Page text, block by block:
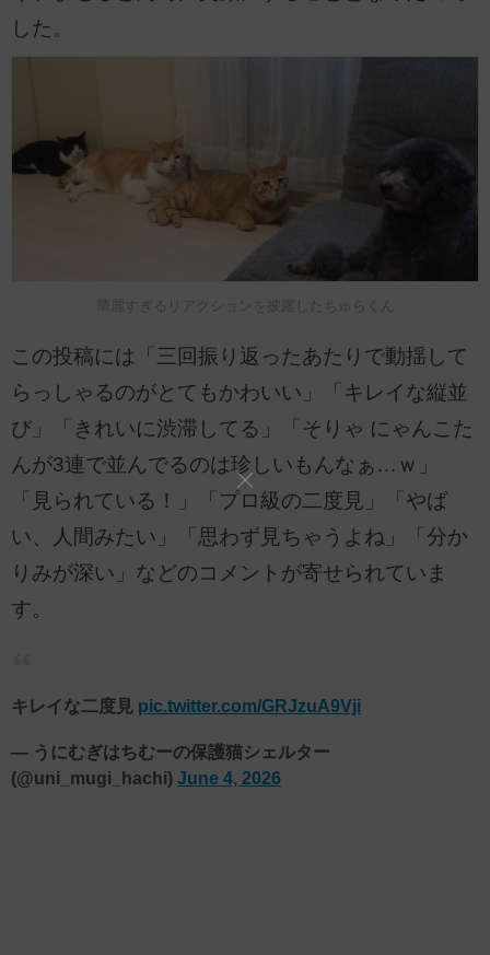
した。
華麗すぎるリアクションを披露したちゅらくん
この投稿には「三回振り返ったあたりで動揺して
らっしゃるのがとてもかわいい」「キレイな縦並
び」「きれいに渋滞してる」「そりゃ にゃんこた
んが3連で並んでるのは珍しいもんなぁ…ｗ」
「見られている！」「プロ級の二度見」「やば
い、人間みたい」「思わず見ちゃうよね」「分か
りみが深い」などのコメントが寄せられていま
す。
キレイな二度見 pic.twitter.com/GRJzuA9Vji
— うにむぎはちむーの保護猫シェルター
(@uni_mugi_hachi) June 4, 2026